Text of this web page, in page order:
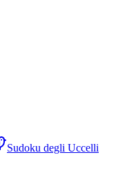
Sudoku degli Uccelli